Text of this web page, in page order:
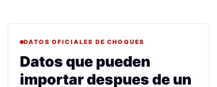
DATOS OFICIALES DE CHOQUES
Datos que pueden
importar despues de un